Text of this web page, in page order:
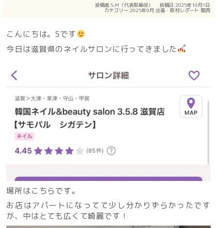
投稿者:S.M（代表取締役） 投稿日:2025年10月1日
カテゴリー:2025年9月 出張・取材レポート 関西
こんにちは。Sです
今日は滋賀県のネイルサロンに行ってきました
場所はこちらです。
お店はアパートになってて少し分かりずらかったです
が、中はとても広くて綺麗です！